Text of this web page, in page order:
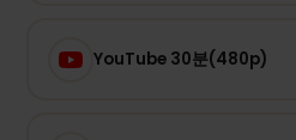
YouTube 30분(480p)